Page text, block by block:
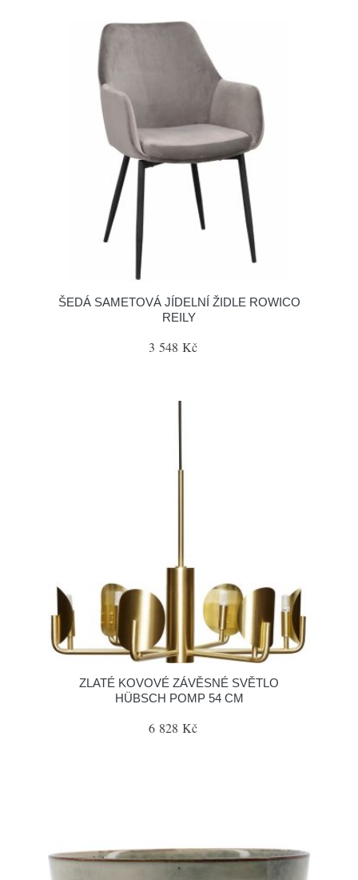
ŠEDÁ SAMETOVÁ JÍDELNÍ ŽIDLE ROWICO
REILY
3 548 Kč
ZLATÉ KOVOVÉ ZÁVĚSNÉ SVĚTLO
HÜBSCH POMP 54 CM
6 828 Kč